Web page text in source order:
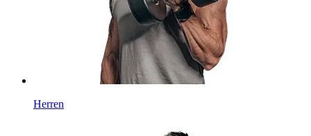
Herren